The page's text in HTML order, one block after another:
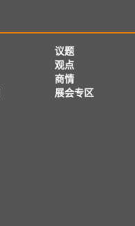
议题
观点
商情
展会专区